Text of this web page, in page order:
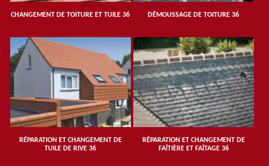
CHANGEMENT DE TOITURE ET TUILE 36 DÉMOUSSAGE DE TOITURE 36
RÉPARATION ET CHANGEMENT DE
TUILE DE RIVE 36
RÉPARATION ET CHANGEMENT DE
FAÎTIÈRE ET FAÎTAGE 36